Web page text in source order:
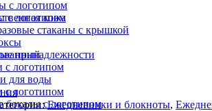
с логотипом
с логотипом
стаканы с крышкой
принадлежности
с логотипом
для воды
с логотипом
бокалы с логотипом
кожа
Ежедневники и блокноты,